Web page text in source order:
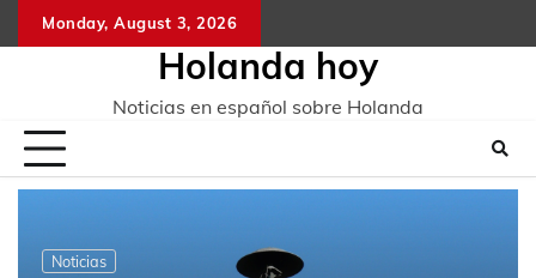
to
Monday, August 3, 2026
Holanda hoy
Noticias en español sobre Holanda
Noticias